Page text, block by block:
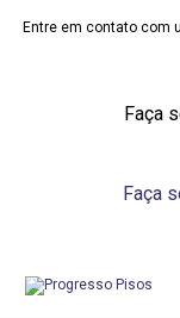
Entre em contato com
Faça
Faça